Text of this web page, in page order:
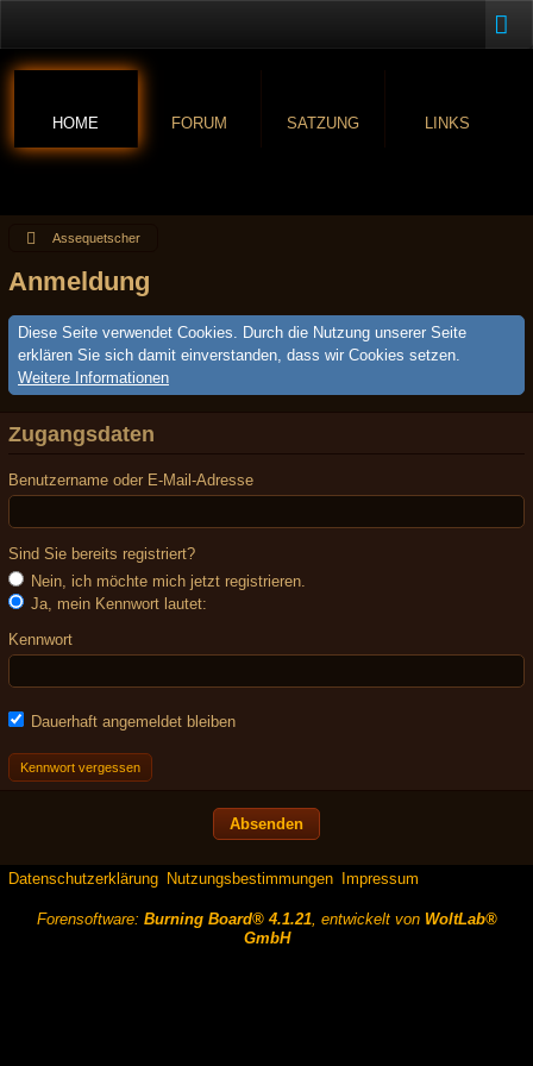
HOME FORUM SATZUNG LINKS
Assequetscher
Anmeldung
Diese Seite verwendet Cookies. Durch die Nutzung unserer Seite
erklären Sie sich damit einverstanden, dass wir Cookies setzen.
Weitere Informationen
Zugangsdaten
Benutzername oder E-Mail-Adresse
Sind Sie bereits registriert?
Nein, ich möchte mich jetzt registrieren.
Ja, mein Kennwort lautet:
Kennwort
Dauerhaft angemeldet bleiben
Kennwort vergessen
Datenschutzerklärung Nutzungsbestimmungen Impressum
Forensoftware: Burning Board® 4.1.21, entwickelt von WoltLab®
GmbH